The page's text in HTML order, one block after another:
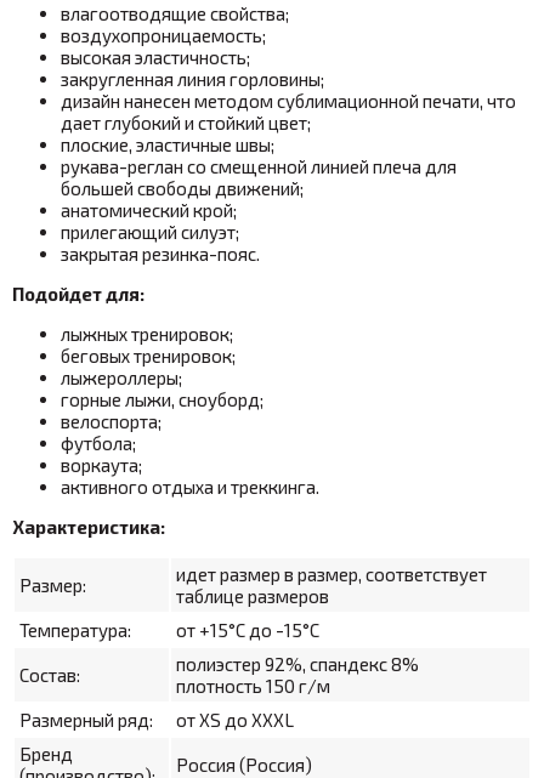
влагоотводящие свойства;
воздухопроницаемость;
высокая эластичность;
закругленная линия горловины;
дизайн нанесен методом сублимационной печати, что
дает глубокий и стойкий цвет;
плоские, эластичные швы;
рукава-реглан со смещенной линией плеча для
большей свободы движений;
анатомический крой;
прилегающий силуэт;
закрытая резинка-пояс.
Подойдет для:
лыжных тренировок;
беговых тренировок;
лыжероллеры;
горные лыжи, сноуборд;
велоспорта;
футбола;
воркаута;
активного отдыха и треккинга.
Характеристика:
Размер:
идет размер в размер, соответствует
таблице размеров
Температура:
от +15°С до -15°С
Состав:
полиэстер 92%, спандекс 8%
плотность 150 г/м
Размерный ряд:
от XS до XXXL
Бренд
Россия (Россия)